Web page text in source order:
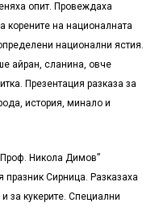
опит. Провеждаха
корените на националната
национални ястия.
айран, сланина, овче
Презентация разказа за
история, минало и
Никола Димов”
празник Сирница. Разказаха
за кукерите. Специални